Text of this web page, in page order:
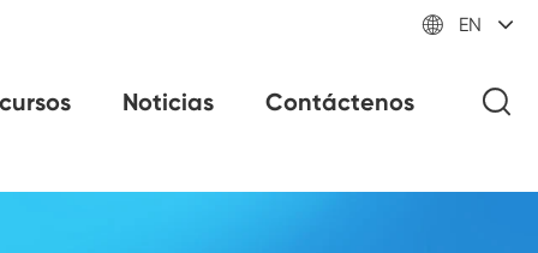
 EN
Noticias Contáctenos